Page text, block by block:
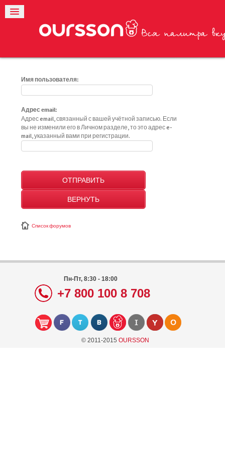
Имя пользователя:
Адрес email:
Адрес email, связанный с вашей учётной записью. Если
вы не изменили его в Личном разделе, то это адрес e-
mail, указанный вами при регистрации.
Список форумов
Пн-Пт, 8:30 - 18:00
+7 800 100 8 708
© 2011-2015 OURSSON